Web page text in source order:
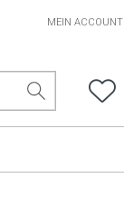
MEIN ACCOUNT